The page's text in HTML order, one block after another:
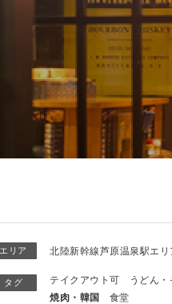
エリア 北陸新幹線芦原温泉駅エリ
タグ テイクアウト可 うどん・
焼肉・韓国
食堂